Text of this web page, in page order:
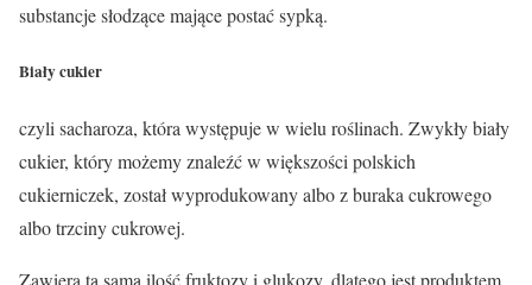
substancje słodzące mające postać sypką.
Biały cukier
czyli sacharoza, która występuje w wielu roślinach. Zwykły biały
cukier, który możemy znaleźć w większości polskich
cukierniczek, został wyprodukowany albo z buraka cukrowego
albo trzciny cukrowej.
Zawiera tą samą ilość fruktozy i glukozy, dlatego jestproduktem